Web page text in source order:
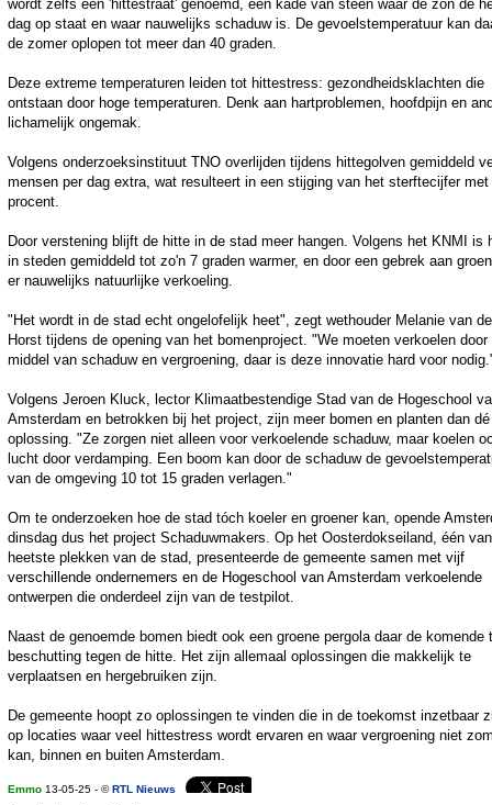
wordt zelfs een 'hittestraat' genoemd, een kade van steen waar de zon de
dag op staat en waar nauwelijks schaduw is. De gevoelstemperatuur kan
de zomer oplopen tot meer dan 40 graden.
Deze extreme temperaturen leiden tot hittestress: gezondheidsklachten die
ontstaan door hoge temperaturen. Denk aan hartproblemen, hoofdpijn en
lichamelijk ongemak.
Volgens onderzoeksinstituut TNO overlijden tijdens hittegolven gemiddeld
mensen per dag extra, wat resulteert in een stijging van het sterftecijfer met
procent.
Door verstening blijft de hitte in de stad meer hangen. Volgens het KNMI is
in steden gemiddeld tot zo'n 7 graden warmer, en door een gebrek aan
er nauwelijks natuurlijke verkoeling.
"Het wordt in de stad echt ongelofelijk heet", zegt wethouder Melanie van
Horst tijdens de opening van het bomenproject. "We moeten verkoelen door
middel van schaduw en vergroening, daar is deze innovatie hard voor
Volgens Jeroen Kluck, lector Klimaatbestendige Stad van de Hogeschool
Amsterdam en betrokken bij het project, zijn meer bomen en planten dan dé
oplossing. "Ze zorgen niet alleen voor verkoelende schaduw, maar koelen
lucht door verdamping. Een boom kan door de schaduw de
van de omgeving 10 tot 15 graden verlagen."
Om te onderzoeken hoe de stad tóch koeler en groener kan, opende
dinsdag dus het project Schaduwmakers. Op het Oosterdokseiland, één
heetste plekken van de stad, presenteerde de gemeente samen met vijf
verschillende ondernemers en de Hogeschool van Amsterdam verkoelende
ontwerpen die onderdeel zijn van de testpilot.
Naast de genoemde bomen biedt ook een groene pergola daar de komende
beschutting tegen de hitte. Het zijn allemaal oplossingen die makkelijk te
verplaatsen en hergebruiken zijn.
De gemeente hoopt zo oplossingen te vinden die in de toekomst inzetbaar
op locaties waar veel hittestress wordt ervaren en waar vergroening niet
kan, binnen en buiten Amsterdam.
Emmo 13-05-25 - ©RTL Nieuws